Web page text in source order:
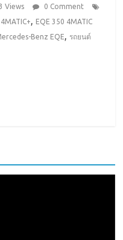
Views
0 Comment
, EQE 350 4MATIC
Benz EQE, รถยนต์